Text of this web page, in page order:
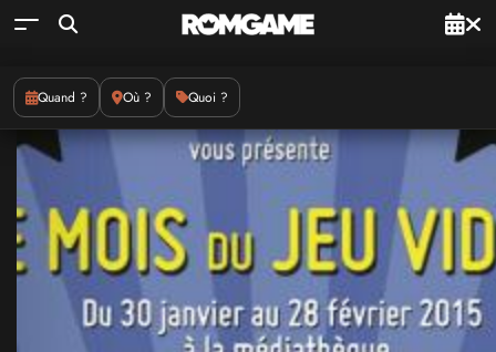
Quand ? Où ? Quoi ?